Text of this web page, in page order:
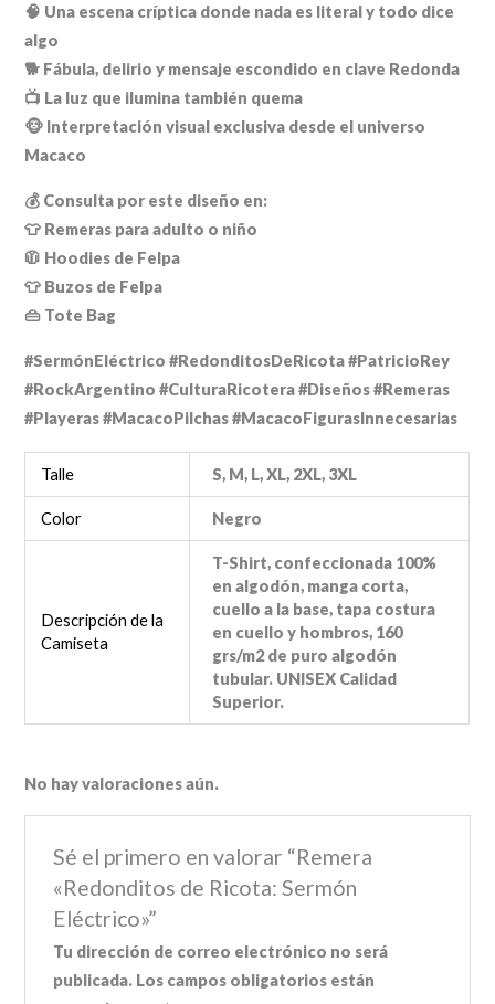
🧠 Una escena críptica donde nada es literal y todo dice
algo
🐕 Fábula, delirio y mensaje escondido en clave Redonda
📺 La luz que ilumina también quema
🐵 Interpretación visual exclusiva desde el universo
Macaco
💰 Consulta por este diseño en:
👕 Remeras para adulto o niño
🧥 Hoodies de Felpa
👕 Buzos de Felpa
👜 Tote Bag
#SermónEléctrico #RedonditosDeRicota #PatricioRey
#RockArgentino #CulturaRicotera #Diseños #Remeras
#Playeras #MacacoPilchas #MacacoFigurasInnecesarias
Talle S, M, L, XL, 2XL, 3XL
Color Negro
Descripción de la
Camiseta
T-Shirt, confeccionada 100%
en algodón, manga corta,
cuello a la base, tapa costura
en cuello y hombros, 160
grs/m2 de puro algodón
tubular. UNISEX Calidad
Superior.
No hay valoraciones aún.
Sé el primero en valorar “Remera
«Redonditos de Ricota: Sermón
Eléctrico»”
Tu dirección de correo electrónico no será
publicada. Los campos obligatorios están